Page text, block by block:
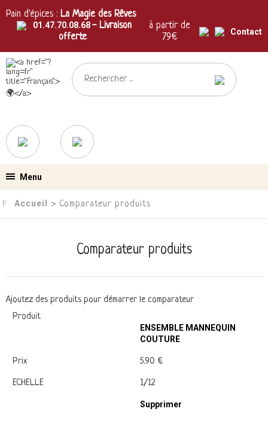
Pain d'épices : La Magie des Rêves
01.47.70.08.68- Livraison
offerte
à partir de
79€
Contact
Menu
Accueil › Comparateur produits
Comparateur produits
Ajoutez des produits pour démarrer le comparateur
Produit
ENSEMBLE MANNEQUIN
COUTURE
Prix 5.90 €
ECHELLE 1/12
Supprimer